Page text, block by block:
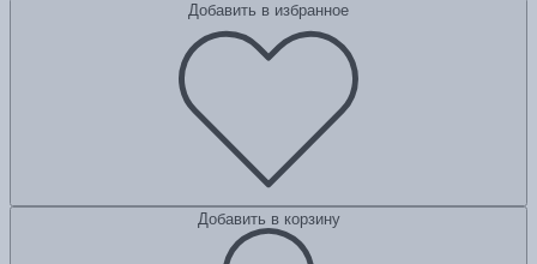
Добавить в избранное
Добавить в корзину